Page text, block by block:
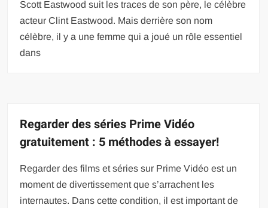
Scott Eastwood suit les traces de son père, le célèbre
acteur Clint Eastwood. Mais derrière son nom
célèbre, il y a une femme qui a joué un rôle essentiel
dans
Regarder des séries Prime Vidéo
gratuitement : 5 méthodes à essayer!
Regarder des films et séries sur Prime Vidéo est un
moment de divertissement que s’arrachent les
internautes. Dans cette condition, il est important de